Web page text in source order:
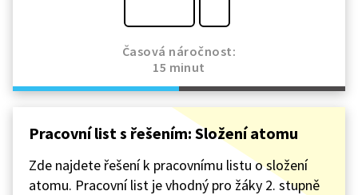
Časová náročnost:
15 minut
Pracovní list s řešením: Složení atomu
Zde najdete řešení k pracovnímu listu o složení
atomu. Pracovní list je vhodný pro žáky 2. stupně